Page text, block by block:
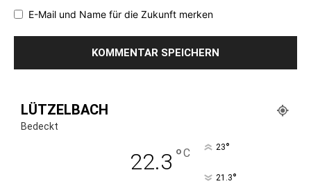
E-Mail und Name für die Zukunft merken
LÜTZELBACH
Bedeckt
22.3 °C 23°
21.3°